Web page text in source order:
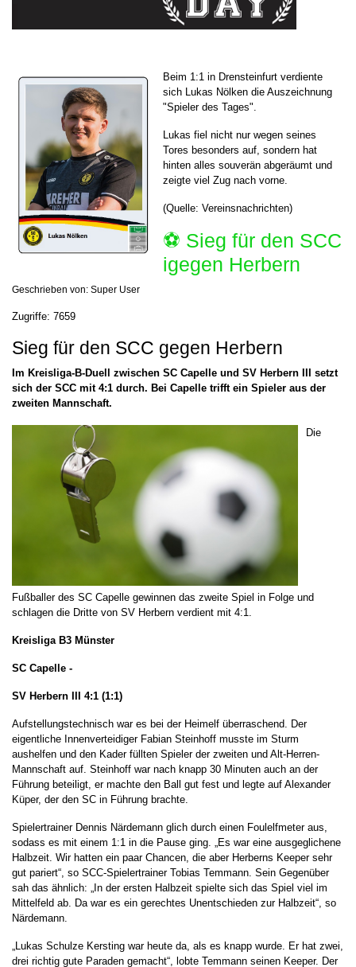
Beim 1:1 in Drensteinfurt verdiente
sich Lukas Nölken die Auszeichnung
"Spieler des Tages".
Lukas fiel nicht nur wegen seines
Tores besonders auf, sondern hat
hinten alles souverän abgeräumt und
zeigte viel Zug nach vorne.
(Quelle: Vereinsnachrichten)
⚽️ Sieg für den SCC
igegen Herbern
Geschrieben von: Super User
Zugriffe: 7659
Sieg für den SCC gegen Herbern
Im Kreisliga-B-Duell zwischen SC Capelle und SV Herbern III setzt
sich der SCC mit 4:1 durch. Bei Capelle trifft ein Spieler aus der
zweiten Mannschaft.
Die
Fußballer des SC Capelle gewinnen das zweite Spiel in Folge und
schlagen die Dritte von SV Herbern verdient mit 4:1.
Kreisliga B3 Münster
SC Capelle -
SV Herbern III 4:1 (1:1)
Aufstellungstechnisch war es bei der Heimelf überraschend. Der
eigentliche Innenverteidiger Fabian Steinhoff musste im Sturm
aushelfen und den Kader füllten Spieler der zweiten und Alt-Herren-
Mannschaft auf. Steinhoff war nach knapp 30 Minuten auch an der
Führung beteiligt, er machte den Ball gut fest und legte auf Alexander
Küper, der den SC in Führung brachte.
Spielertrainer Dennis Närdemann glich durch einen Foulelfmeter aus,
sodass es mit einem 1:1 in die Pause ging. „Es war eine ausgeglichene
Halbzeit. Wir hatten ein paar Chancen, die aber Herberns Keeper sehr
gut pariert“, so SCC-Spielertrainer Tobias Temmann. Sein Gegenüber
sah das ähnlich: „In der ersten Halbzeit spielte sich das Spiel viel im
Mittelfeld ab. Da war es ein gerechtes Unentschieden zur Halbzeit“, so
Närdemann.
„Lukas Schulze Kersting war heute da, als es knapp wurde. Er hat zwei,
drei richtig gute Paraden gemacht“, lobte Temmann seinen Keeper. Der